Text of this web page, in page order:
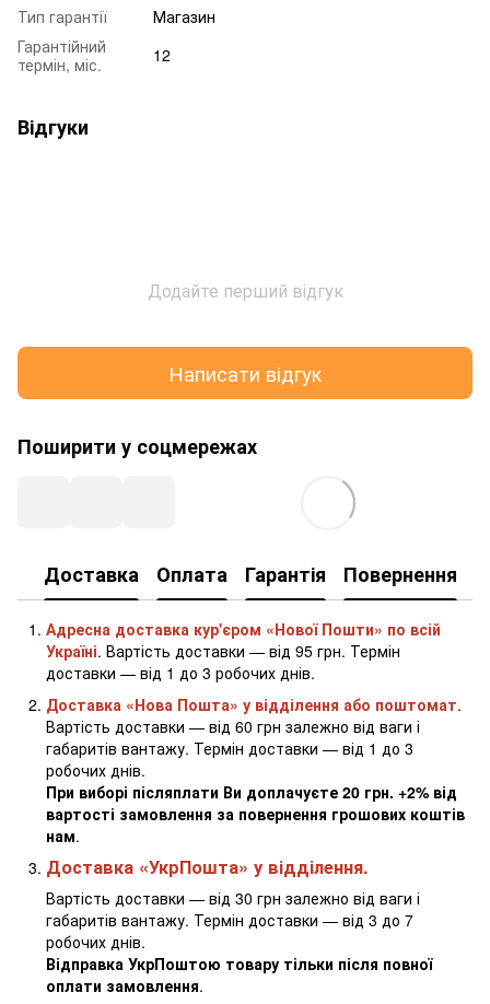
Тип гарантії
Магазин
Гарантійний
термін, міс.
12
Відгуки
Додайте перший відгук
Написати відгук
Поширити у соцмережах
Доставка Оплата Гарантія Повернення
Адресна доставка кур'єром «Нової Пошти» по всій
Україні. Вартість доставки — від 95 грн. Термін
доставки — від 1 до 3 робочих днів.
Доставка «Нова Пошта» у відділення або поштомат.
Вартість доставки — від 60 грн залежно від ваги і
габаритів вантажу. Термін доставки — від 1 до 3
робочих днів.
При виборі післяплати Ви доплачуєте 20 грн. +2% від
вартості замовлення за повернення грошових коштів
нам.
Доставка «УкрПошта» у відділення.
Вартість доставки — від 30 грн залежно від ваги і
габаритів вантажу. Термін доставки — від 3 до 7
робочих днів.
Відправка УкрПоштою товару тільки після повної
оплати замовлення.